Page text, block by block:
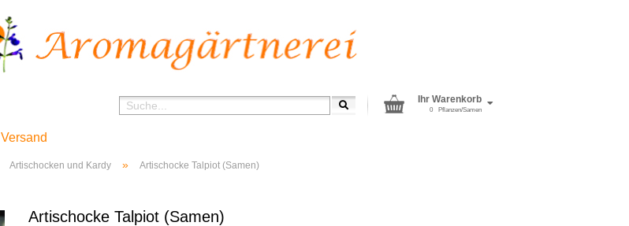
Versand
Ihr Warenkorb
Pflanzen/Samen
0
Artischocken und Kardy » Artischocke Talpiot (Samen)
Artischocke Talpiot (Samen)